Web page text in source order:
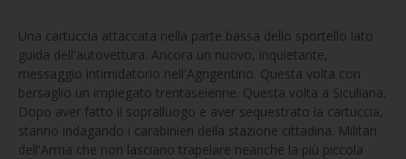
Una cartuccia attaccata nella parte bassa dello sportello lato
guida dell'autovettura. Ancora un nuovo, inquietante,
messaggio intimidatorio nell'Agrigentino. Questa volta con
bersaglio un impiegato trentaseienne. Questa volta a Siculiana.
Dopo aver fatto il sopralluogo e aver sequestrato la cartuccia,
stanno indagando i carabinieri della stazione cittadina. Militari
dell'Arma che non lasciano trapelare neanche la più piccola